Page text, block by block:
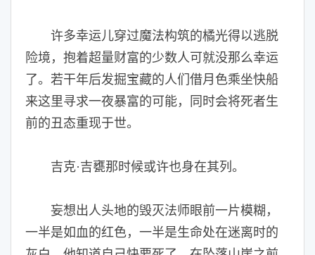
许多幸运儿穿过魔法构筑的橘光得以逃脱
险境，抱着超量财富的少数人可就没那么幸运
了。若干年后发掘宝藏的人们借月色乘坐快船
来这里寻求一夜暴富的可能，同时会将死者生
前的丑态重现于世。
吉克·吉甕那时候或许也身在其列。
妄想出人头地的毁灭法师眼前一片模糊，
一半是如血的红色，一半是生命处在迷离时的